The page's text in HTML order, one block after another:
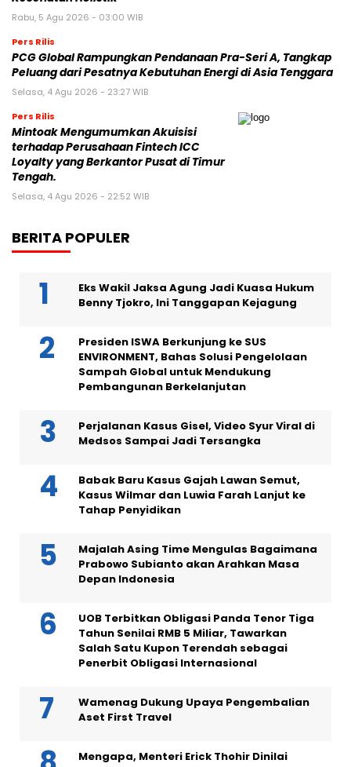
Rabu, 5 Agu 2026 - 03:00 WIB
Pers Rilis
PCG Global Rampungkan Pendanaan Pra-Seri A, Tangkap
Peluang dari Pesatnya Kebutuhan Energi di Asia Tenggara
Selasa, 4 Agu 2026 - 23:27 WIB
Pers Rilis
Mintoak Mengumumkan Akuisisi
terhadap Perusahaan Fintech ICC
Loyalty yang Berkantor Pusat di Timur
Tengah.
Selasa, 4 Agu 2026 - 22:52 WIB
BERITA POPULER
Eks Wakil Jaksa Agung Jadi Kuasa Hukum
Benny Tjokro, Ini Tanggapan Kejagung
Presiden ISWA Berkunjung ke SUS
ENVIRONMENT, Bahas Solusi Pengelolaan
Sampah Global untuk Mendukung
Pembangunan Berkelanjutan
Perjalanan Kasus Gisel, Video Syur Viral di
Medsos Sampai Jadi Tersangka
Babak Baru Kasus Gajah Lawan Semut,
Kasus Wilmar dan Luwia Farah Lanjut ke
Tahap Penyidikan
Majalah Asing Time Mengulas Bagaimana
Prabowo Subianto akan Arahkan Masa
Depan Indonesia
UOB Terbitkan Obligasi Panda Tenor Tiga
Tahun Senilai RMB 5 Miliar, Tawarkan
Salah Satu Kupon Terendah sebagai
Penerbit Obligasi Internasional
Wamenag Dukung Upaya Pengembalian
Aset First Travel
Mengapa, Menteri Erick Thohir Dinilai